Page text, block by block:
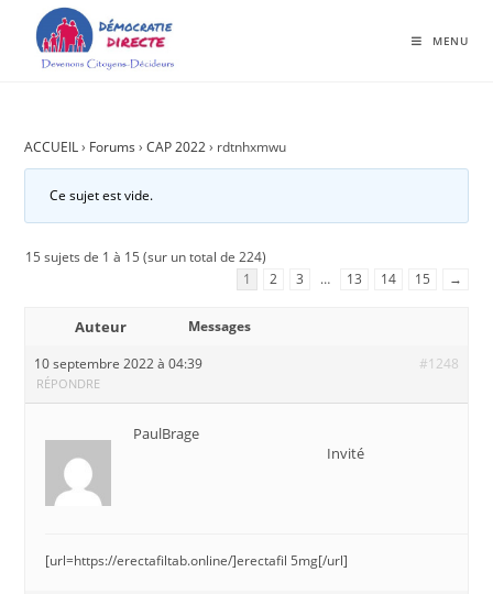
MENU
ACCUEIL › Forums › CAP 2022 › rdtnhxmwu
Ce sujet est vide.
15 sujets de 1 à 15 (sur un total de 224)
1
2 3 … 13 14 15 →
Auteur
Messages
10 septembre 2022 à 04:39
#1248
RÉPONDRE
PaulBrage
Invité
[url=https://erectafiltab.online/]erectafil 5mg[/url]